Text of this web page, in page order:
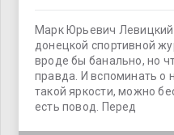
Марк Юрьевич Левицкий
донецкой спортивной
вроде бы банально, но
правда. И вспоминать о
такой яркости, можно
есть повод. Перед